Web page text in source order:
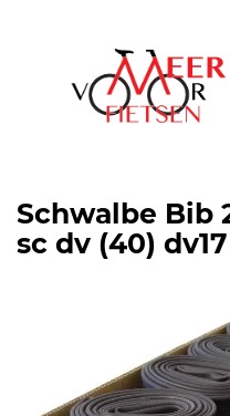
Schwalbe Bib
sc dv (40)